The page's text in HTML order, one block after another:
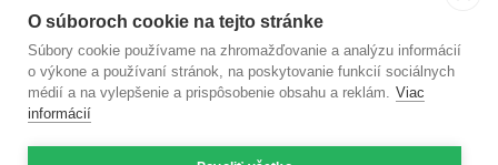
O súboroch cookie na tejto stránke
Súbory cookie používame na zhromažďovanie a analýzu informácií
o výkone a používaní stránok, na poskytovanie funkcií sociálnych
médií a na vylepšenie a prispôsobenie obsahu a reklám. Viac
informácií